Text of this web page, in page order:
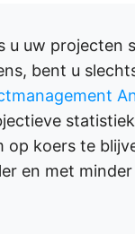
u uw projecten
bent u
op koers te
en met